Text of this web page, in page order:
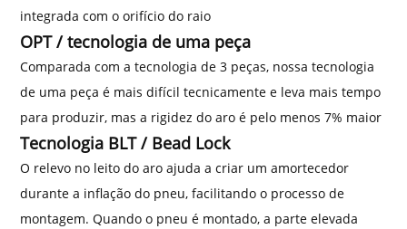
integrada com o orifício do raio
OPT / tecnologia de uma peça
Comparada com a tecnologia de 3 peças, nossa tecnologia
de uma peça é mais difícil tecnicamente e leva mais tempo
para produzir, mas a rigidez do aro é pelo menos 7% maior
Tecnologia BLT / Bead Lock
O relevo no leito do aro ajuda a criar um amortecedor
durante a inflação do pneu, facilitando o processo de
montagem. Quando o pneu é montado, a parte elevada